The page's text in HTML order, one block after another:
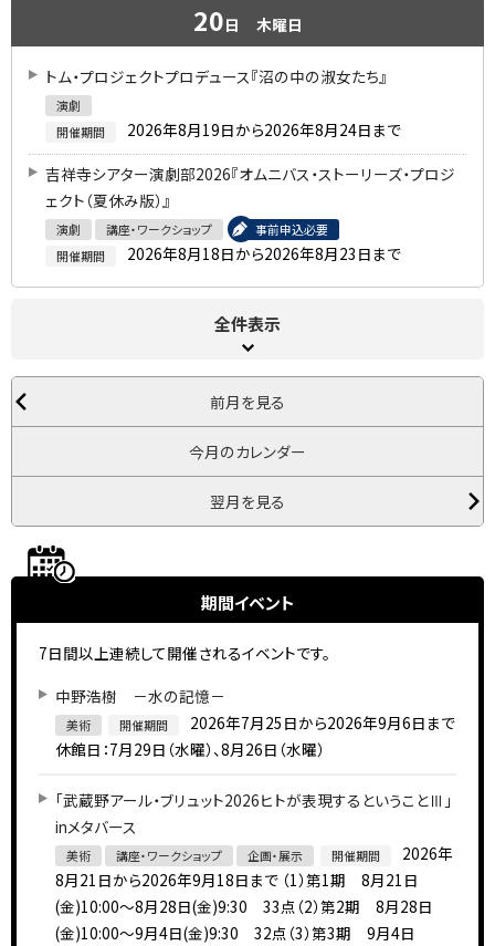
20日 木曜日
トム・プロジェクトプロデュース『沼の中の淑女たち』
演劇
開催期間
2026年8月19日から2026年8月24日まで
吉祥寺シアター演劇部2026『オムニバス・ストーリーズ・プロジ
ェクト（夏休み版）』
演劇 講座・ワークショップ
事前申込必要
開催期間
2026年8月18日から2026年8月23日まで
全件表示
前月を見る
今月のカレンダー
翌月を見る
期間イベント
7日間以上連続して開催されるイベントです。
中野浩樹 －水の記憶－
美術 開催期間
2026年7月25日から2026年9月6日まで
休館日：7月29日（水曜）、8月26日（水曜）
「武蔵野アール・ブリュット2026ヒトが表現するということⅢ」
inメタバース
美術 講座・ワークショップ 企画・展示 開催期間
2026年
8月21日から2026年9月18日まで （1）第1期 8月21日
(金)10:00～8月28日(金)9:30 33点（2）第2期 8月28日
(金)10:00～9月4日(金)9:30 32点（3）第3期 9月4日